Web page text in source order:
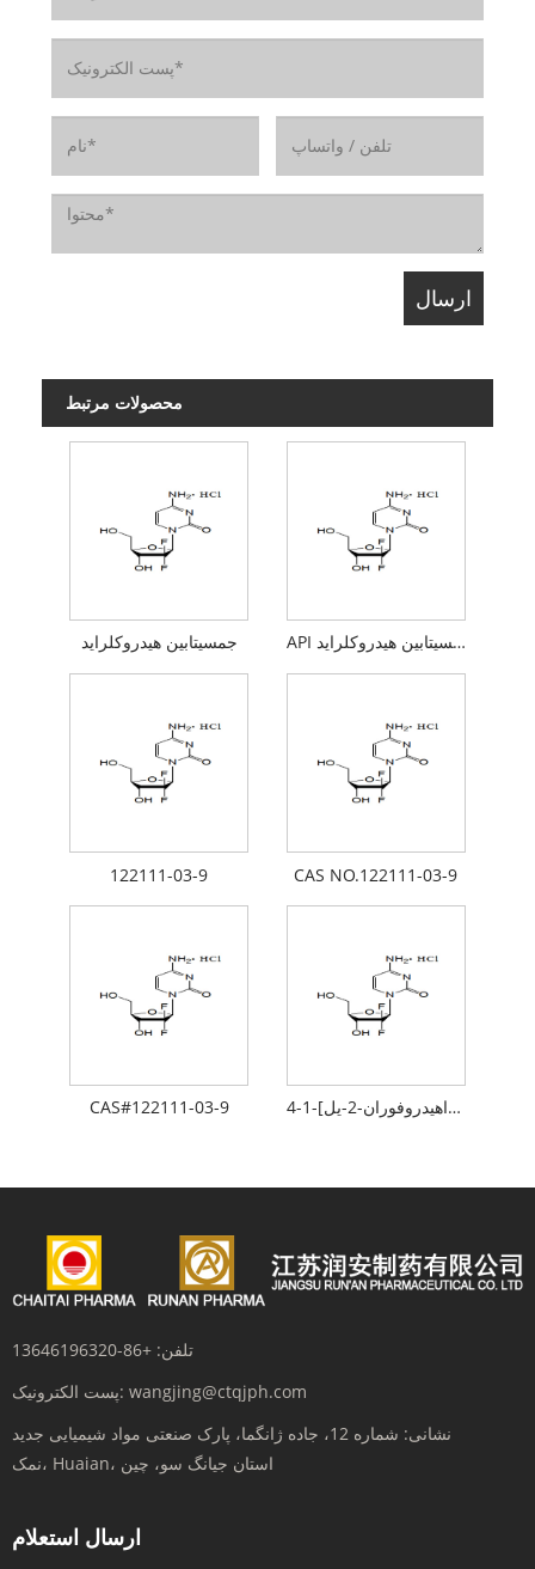
محصولات مرتبط
جمسیتابین هیدروکلراید API جمسیتابین هیدروکلراید
122111-03-9 CAS NO.122111-03-9
CAS#122111-03-9 4-آمینو-1-[3،3-دی فلوئورو-4-هیدروکسی-5-(هیدروکسی متیل)تتراهیدروفوران-2-یل]-1h- پیریمیدین-2-ون هیدروکلراید
تلفن: +86-13646196320
پست الکترونیک: wangjing@ctqjph.com
نشانی:
شماره 12، جاده ژانگما، پارک صنعتی مواد شیمیایی جدید
نمک، Huaian، استان جیانگ سو، چین
ارسال استعلام